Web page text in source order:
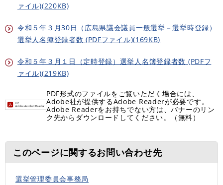
ァイル)(220KB)
令和５年３月30日（広島県議会議員一般選挙－選挙時登録）
選挙人名簿登録者数 (PDFファイル)(169KB)
令和５年３月１日（定時登録）選挙人名簿登録者数 (PDFフ
ァイル)(219KB)
PDF形式のファイルをご覧いただく場合には、
Adobe社が提供するAdobe Readerが必要です。
Adobe Readerをお持ちでない方は、バナーのリン
ク先からダウンロードしてください。（無料）
このページに関するお問い合わせ先
選挙管理委員会事務局